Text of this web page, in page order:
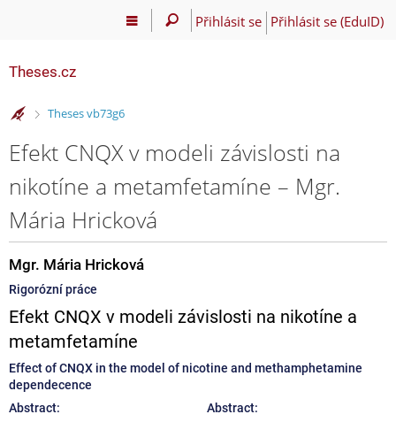
Přihlásit se Přihlásit se (EduID)
Theses.cz
>
Theses vb73g6
Efekt CNQX v modeli závislosti na
nikotíne a metamfetamíne – Mgr.
Mária Hricková
Mgr. Mária Hricková
Rigorózní práce
Efekt CNQX v modeli závislosti na nikotíne a
metamfetamíne
Effect of CNQX in the model of nicotine and methamphetamine
dependecence
Abstract:
Abstract: